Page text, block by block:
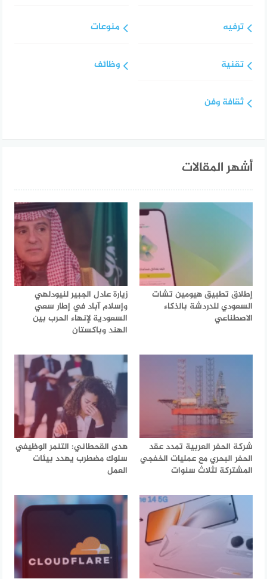
ترفيه
تقنية
ثقافة وفن
منوعات
وظائف
أشهر المقالات
إطلاق تطبيق هيومين تشات
السعودي للدردشة بالذكاء
الاصطناعي
زيارة عادل الجبير لنيودلهي
وإسلام آباد في إطار سعي
السعودية لإنهاء الحرب بين
الهند وباكستان
شركة الحفر العربية تمدد عقد
الحفر البحري مع عمليات الخفجي
المشتركة لثلاث سنوات
هدى القحطاني: التنمر الوظيفي
سلوك مضطرب يهدد بيئات
العمل